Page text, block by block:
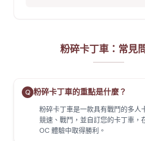
粉碎卡丁車：常見
Q 粉碎卡丁車的重點是什麼？
粉碎卡丁車是一款具有戰鬥的多人
競速、戰鬥，並自訂您的卡丁車，
OC 體驗中取得勝利。